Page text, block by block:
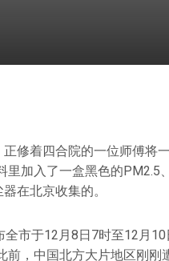
修着四合院的一位师傅将
里加入了一盒黑色的PM2.5
在北京收集的。
市于12月8日7时至12月
，中国北方大片地区刚刚